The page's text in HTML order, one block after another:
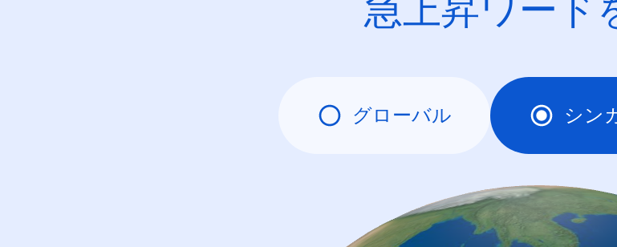
急上昇ワード
グローバル シン